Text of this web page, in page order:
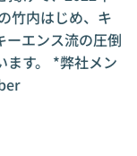
竹内はじめ、キ
ーエンス流の圧倒
ます。 *弊社メン